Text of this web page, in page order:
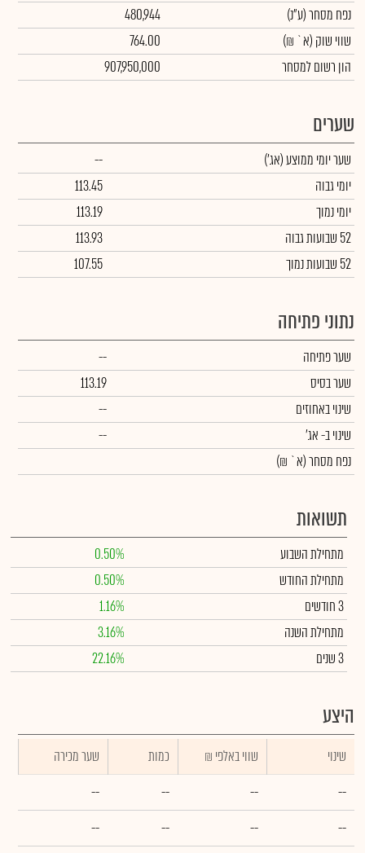
נפח מסחר(ע"נ)
480,944
שווי שוק (א` ₪)
764.00
הון רשום למסחר
907,950,000
שערים
שער יומי ממוצע(אג')
--
יומי גבוה
113.45
יומי נמוך
113.19
52 שבועות גבוה
113.93
52 שבועות נמוך
107.55
נתוני פתיחה
שער פתיחה
--
שער בסיס
113.19
שינוי באחוזים
--
שינויב- אג'
--
נפח מסחר(א` ₪)
תשואות
מתחילת השבוע
0.50%
מתחילת החודש
0.50%
3 חודשים
1.16%
מתחילת השנה
3.16%
3 שנים
22.16%
היצע
שינוי ₪ שווי באלפי כמות
שער מכירה
--
--
--
--
--
--
--
--